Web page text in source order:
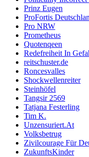
Prinz Eugen
ProFortis
Pro NRW
Prometheus
Quotenqeen
Redefreiheit In
reitschuster.de
Roncesvalles
Shockwellenreiter
Steinhöfel
Tangsir 2569
Tatjana Festerling
Tim K.
Unzensuriert.At
Volksbetrug
Zivilcourage Für
ZukunftsKinder